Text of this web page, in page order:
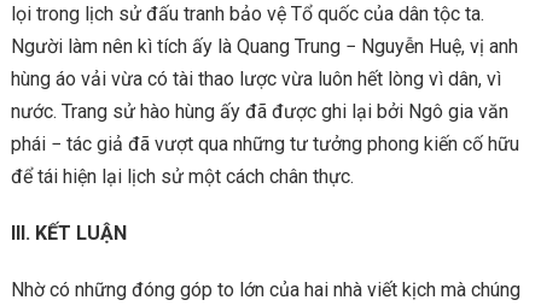
lọi trong lịch sử đấu tranh bảo vệ Tổ quốc của dân tộc ta.
Người làm nên kì tích ấy là Quang Trung − Nguyễn Huệ, vị anh
hùng áo vải vừa có tài thao lược vừa luôn hết lòng vì dân, vì
nước. Trang sử hào hùng ấy đã được ghi lại bởi Ngô gia văn
phái − tác giả đã vượt qua những tư tưởng phong kiến cố hữu
để tái hiện lại lịch sử một cách chân thực.
III. KẾT LUẬN
Nhờ có những đóng góp to lớn của hai nhà viết kịch mà chúng